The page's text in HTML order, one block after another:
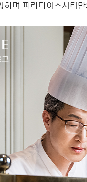
하며 파라다이스시티